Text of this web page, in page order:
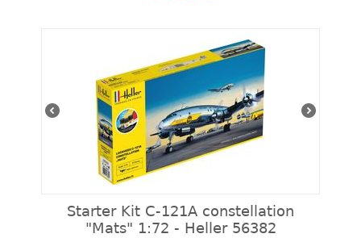
Starter Kit C-121A constellation
"Mats" 1:72 - Heller 56382